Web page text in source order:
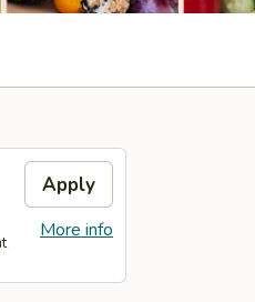
Apply
More info